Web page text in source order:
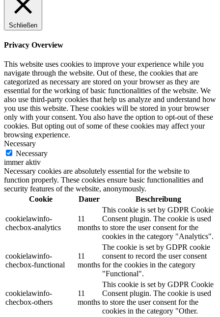
Schließen
Privacy Overview
This website uses cookies to improve your experience while you
navigate through the website. Out of these, the cookies that are
categorized as necessary are stored on your browser as they are
essential for the working of basic functionalities of the website. We
also use third-party cookies that help us analyze and understand how
you use this website. These cookies will be stored in your browser
only with your consent. You also have the option to opt-out of these
cookies. But opting out of some of these cookies may affect your
browsing experience.
Necessary
Necessary
immer aktiv
Necessary cookies are absolutely essential for the website to
function properly. These cookies ensure basic functionalities and
security features of the website, anonymously.
Cookie
Dauer Beschreibung
cookielawinfo-
checbox-analytics
11
months
This cookie is set by GDPR Cookie
Consent plugin. The cookie is used
to store the user consent for the
cookies in the category "Analytics".
cookielawinfo-
checbox-functional
11
months
The cookie is set by GDPR cookie
consent to record the user consent
for the cookies in the category
"Functional".
cookielawinfo-
checbox-others
11
months
This cookie is set by GDPR Cookie
Consent plugin. The cookie is used
to store the user consent for the
cookies in the category "Other.